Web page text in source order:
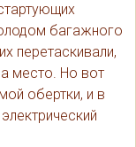
багажного
перетаскивали,
место. Но вот
обертки, и в